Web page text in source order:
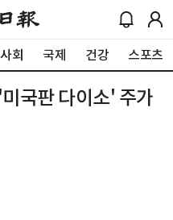
사회 국제 건강 스포츠
국판 다이소' 주가